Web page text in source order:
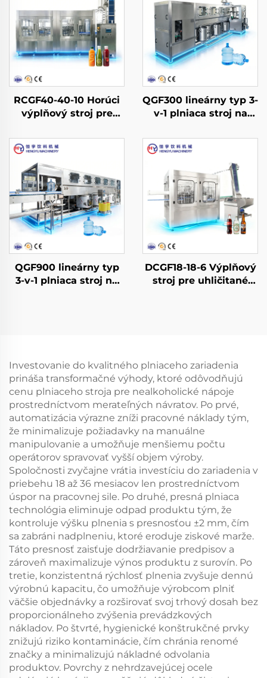
RCGF40-40-10 Horúci
výplňový stroj pre
PET
QGF300 lineárny typ 3-
v-1 plniaca stroj na
QGF900 lineárny typ
3-v-1 plniaca stroj na
DCGF18-18-6 Výplňový
stroj pre uhličitané
Investovanie do kvalitného plniaceho zariadenia
prináša transformačné výhody, ktoré odôvodňujú
cenu plniaceho stroja pre nealkoholické nápoje
prostredníctvom merateľných návratov. Po prvé,
automatizácia výrazne zníži pracovné náklady tým,
že minimalizuje požiadavky na manuálne
manipulovanie a umožňuje menšiemu počtu
operátorov spravovať vyšší objem výroby.
Spoločnosti zvyčajne vrátia investíciu do zariadenia v
priebehu 18 až 36 mesiacov len prostredníctvom
úspor na pracovnej sile. Po druhé, presná plniaca
technológia eliminuje odpad produktu tým, že
kontroluje výšku plnenia s presnosťou ±2 mm, čím
sa zabráni nadplneniu, ktoré eroduje ziskové marže.
Táto presnosť zaisťuje dodržiavanie predpisov a
zároveň maximalizuje výnos produktu z surovín. Po
tretie, konzistentná rýchlosť plnenia zvyšuje dennú
výrobnú kapacitu, čo umožňuje výrobcom plniť
väčšie objednávky a rozširovať svoj trhový dosah bez
proporcionálneho zvýšenia prevádzkových
nákladov. Po štvrté, hygienické konštrukčné prvky
znižujú riziko kontaminácie, čím chránia renomé
značky a minimalizujú nákladné odvolania
produktov. Povrchy z nehrdzavejúcej ocele